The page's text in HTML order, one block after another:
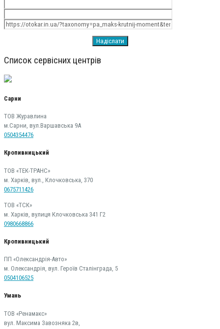
Список сервісних центрів
Сарни
ТОВ Журавлина
м.Сарни, вул.Варшавська 9А
0504354476
Кропивницький
ТОВ «ТЕК-ТРАНС»
м. Харків, вул., Клочковська, 370
0675711426
ТОВ «ТСК»
м. Харків, вулиця Клочковська 341 Г2
0980668866
Кропивницький
ПП «Олександрія-Авто»
м. Олександрія, вул. Героїв Сталінграда, 5
0504106525
Умань
ТОВ «Ренамакс»
вул. Максима Завозняка 2в,